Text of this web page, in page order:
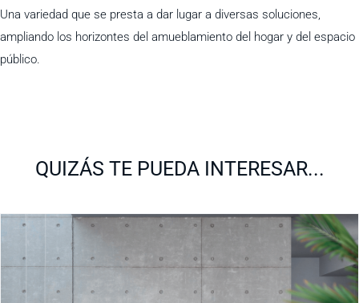
Una variedad que se presta a dar lugar a diversas soluciones,
ampliando los horizontes del amueblamiento del hogar y del espacio
público.
QUIZÁS TE PUEDA INTERESAR...